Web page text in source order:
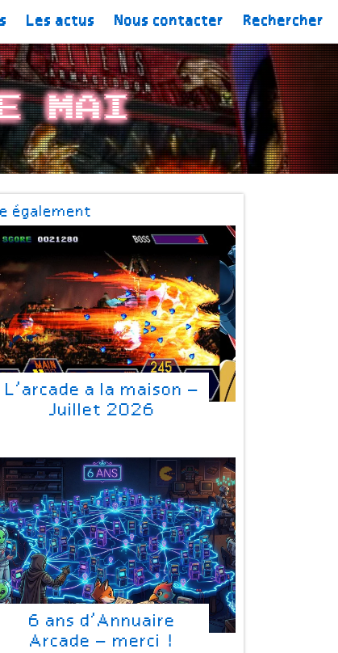
Les actus Nous contacter Rechercher
Mai
également
L’arcade a la maison –
Juillet 2026
6 ans d’Annuaire
Arcade – merci !